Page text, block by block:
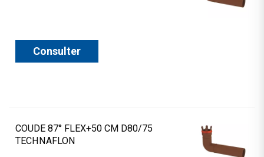
Consulter
COUDE 87° FLEX+50 CM D80/75
TECHNAFLON